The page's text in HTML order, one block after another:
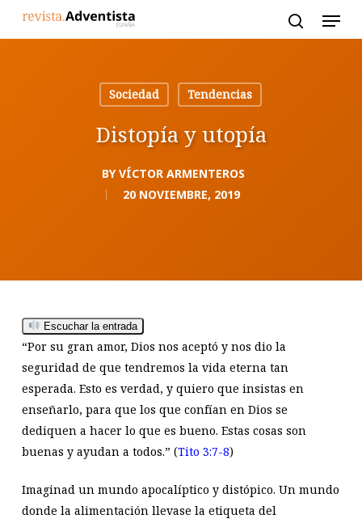
Sociedad
Tendencias
Distopía y utopía
BY VÍCTOR ARMENTEROS
20 NOVIEMBRE, 2019
Escuchar la entrada
“Por su gran amor, Dios nos aceptó y nos dio la
seguridad de que tendremos la vida eterna tan
esperada. Esto es verdad, y quiero que insistas en
enseñarlo, para que los que confían en Dios se
dediquen a hacer lo que es bueno. Estas cosas son
buenas y ayudan a todos.” (Tito 3:7-8)
Imaginad un mundo apocalíptico y distópico. Un mundo
donde la alimentación llevase la etiqueta del